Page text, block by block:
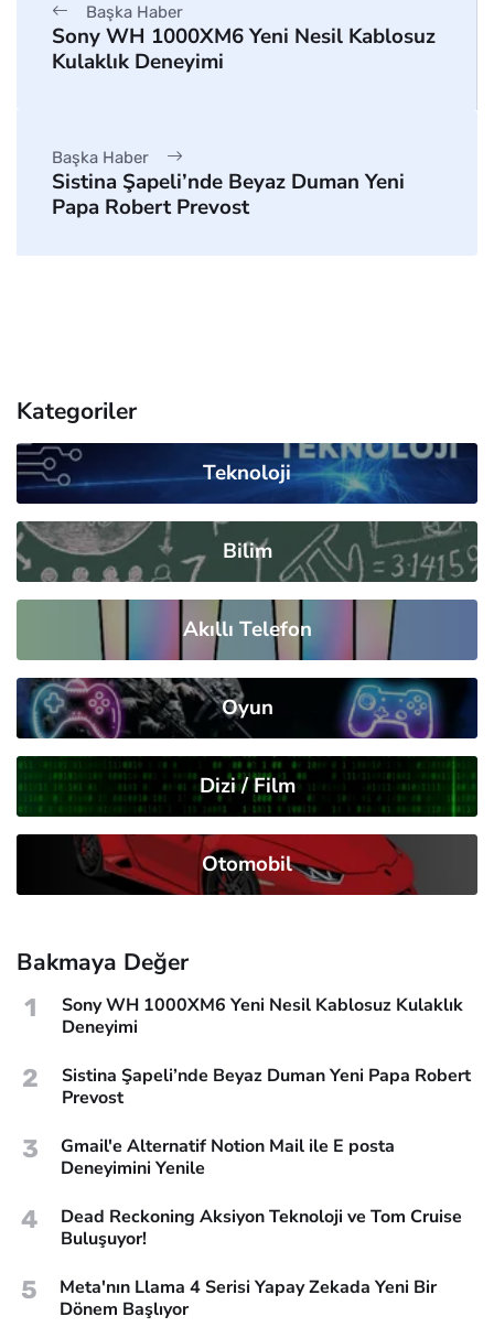
Başka Haber
Sony WH 1000XM6 Yeni Nesil Kablosuz
Kulaklık Deneyimi
Başka Haber
Sistina Şapeli’nde Beyaz Duman Yeni
Papa Robert Prevost
Kategoriler
Teknoloji
Bilim
Akıllı Telefon
Oyun
Dizi / Film
Otomobil
Bakmaya Değer
1
Sony WH 1000XM6 Yeni Nesil Kablosuz Kulaklık
Deneyimi
2
Sistina Şapeli’nde Beyaz Duman Yeni Papa Robert
Prevost
3
Gmail'e Alternatif Notion Mail ile E posta
Deneyimini Yenile
4
Dead Reckoning Aksiyon Teknoloji ve Tom Cruise
Buluşuyor!
5
Meta'nın Llama 4 Serisi Yapay Zekada Yeni Bir
Dönem Başlıyor